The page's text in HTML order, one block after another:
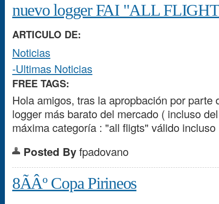
nuevo logger FAI "ALL
ARTICULO DE:
Noticias
-Ultimas Noticias
FREE TAGS:
Hola amigos, tras la apropbación por parte
logger más barato del mercado ( incluso
máxima categoría : "all fligts" válido
Posted Byfpadovano
8ÃÂº Copa Pirineos